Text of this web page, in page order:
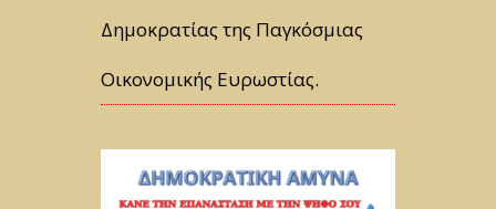
Δημοκρατίας της Παγκόσμιας
Οικονομικής Ευρωστίας.